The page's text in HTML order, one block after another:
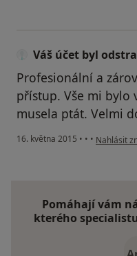
Váš účet byl
Profesionální a
přístup. Vše mi bylo
musela ptát. Velmi
16. května 2015 • • • podle
Nahlásit
Pomáhají vám
kterého